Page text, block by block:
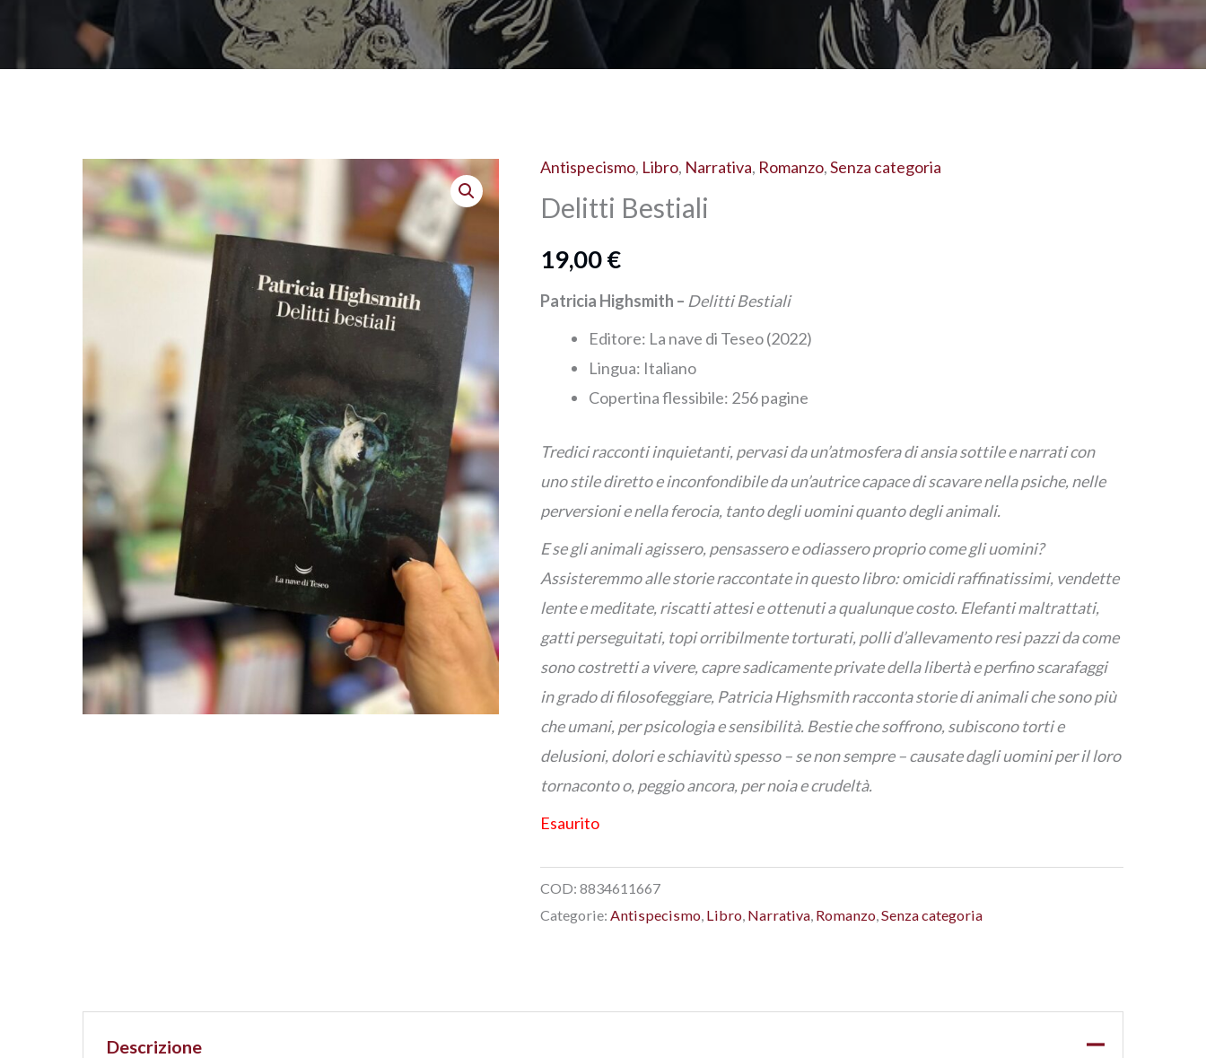
Antispecismo, Libro, Narrativa, Romanzo,Senza categoria
Delitti Bestiali
19,00€
Patricia Highsmith – Delitti Bestiali
Editore: La nave di Teseo (2022)
Lingua:‎ Italiano
Copertina flessibile:‎ 256pagine
Tredici racconti inquietanti, pervasi da un’atmosfera di ansia sottile e narrati con
uno stile diretto e inconfondibile da un’autrice capace di scavare nella psiche, nelle
perversioni e nella ferocia, tanto degli uomini quanto degli animali.
E se gli animali agissero, pensassero e odiassero proprio come gli uomini?
Assisteremmo alle storie raccontate in questo libro: omicidi raffinatissimi, vendette
lente e meditate, riscatti attesi e ottenuti a qualunque costo. Elefanti maltrattati,
gatti perseguitati, topi orribilmente torturati, polli d’allevamento resi pazzi da come
sono costretti a vivere, capre sadicamente private della libertà e perfino scarafaggi
in grado di filosofeggiare, Patricia Highsmith racconta storie di animali che sono più
che umani, per psicologia e sensibilità. Bestie che soffrono, subiscono torti e
delusioni, dolori e schiavitù spesso – se non sempre – causate dagli uomini per il loro
tornaconto o, peggio ancora, per noia e crudeltà.
Esaurito
COD:8834611667
Categorie:Antispecismo, Libro, Narrativa, Romanzo,Senza categoria
Descrizione